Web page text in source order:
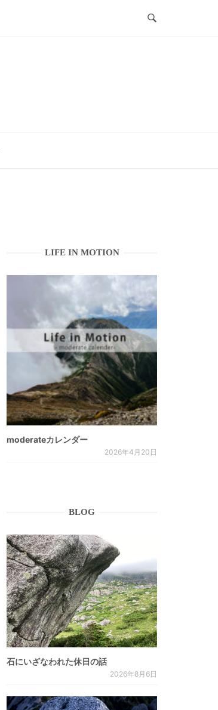
LIFE IN MOTION
moderateカレンダー
2026年4月20日
BLOG
石にいざなわれた休日の話
2026年8月6日